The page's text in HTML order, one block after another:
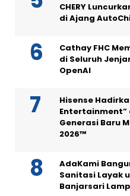
CHERY
di Ajang
Cathay FHC
di Seluruh
OpenAI
Hisense
Entertainment”
Generasi Baru
2026™
AdaKami
Sanitasi Layak
Banjarsari